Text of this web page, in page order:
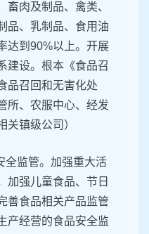
畜肉及制品、禽类、
品、乳制品、食用油
达到90%以上。开展
建设。根本《食品召
品召回和无害化处
所、农服中心、经发
关镇级公司）
全监管。加强重大活
加强儿童食品、节日
善食品相关产品监管
产经营的食品安全监